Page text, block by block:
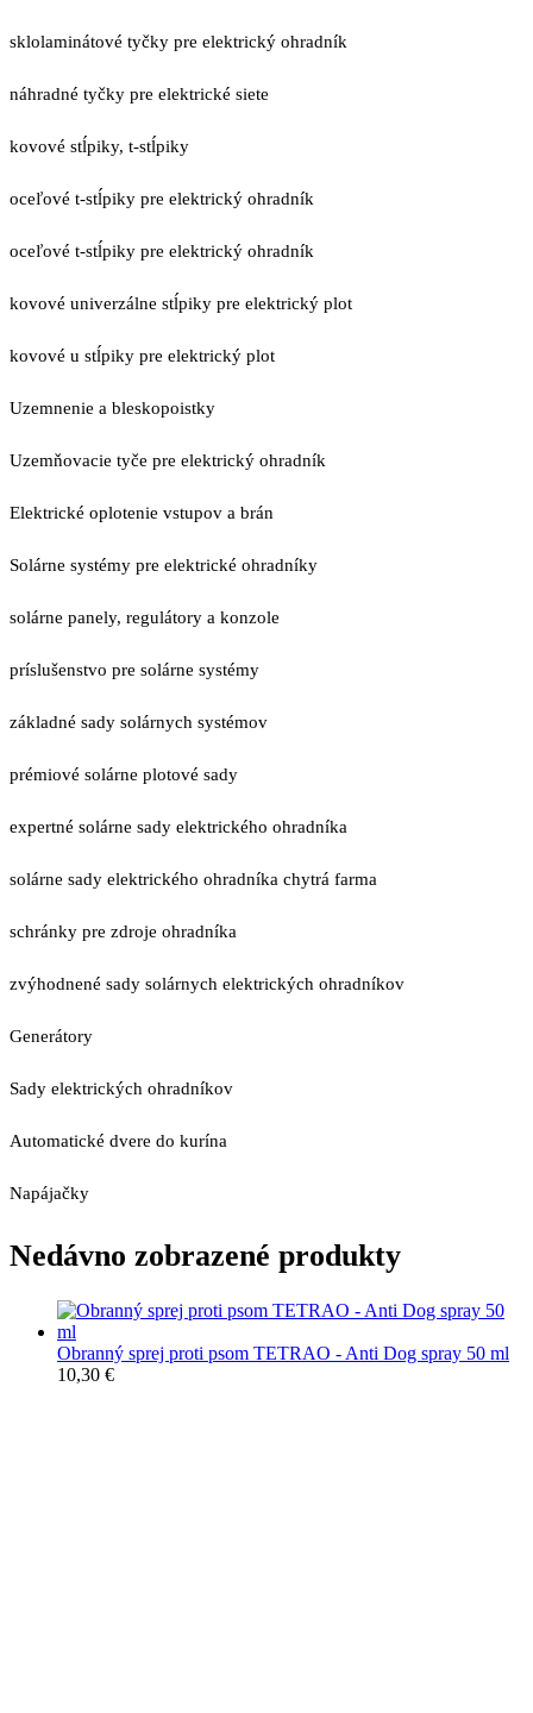
sklolaminátové tyčky pre elektrický ohradník
náhradné tyčky pre elektrické siete
kovové stĺpiky, t-stĺpiky
oceľové t-stĺpiky pre elektrický ohradník
oceľové t-stĺpiky pre elektrický ohradník
kovové univerzálne stĺpiky pre elektrický plot
kovové u stĺpiky pre elektrický plot
Uzemnenie a bleskopoistky
Uzemňovacie tyče pre elektrický ohradník
Elektrické oplotenie vstupov a brán
Solárne systémy pre elektrické ohradníky
solárne panely, regulátory a konzole
príslušenstvo pre solárne systémy
základné sady solárnych systémov
prémiové solárne plotové sady
expertné solárne sady elektrického ohradníka
solárne sady elektrického ohradníka chytrá farma
schránky pre zdroje ohradníka
zvýhodnené sady solárnych elektrických ohradníkov
Generátory
Sady elektrických ohradníkov
Automatické dvere do kurína
Napájačky
Nedávno zobrazené produkty
Obranný sprej proti psom TETRAO - Anti Dog spray 50 ml
10,30 €